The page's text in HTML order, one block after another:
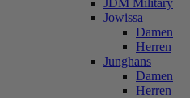
JDM Military
Jowissa
Damen
Herren
Junghans
Damen
Herren